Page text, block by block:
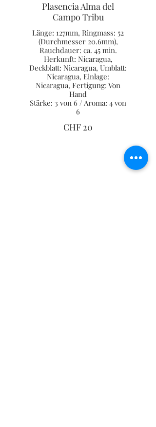
Plasencia Alma del
Campo Tribu
Länge: 127mm, Ringmass: 52
(Durchmesser 20.6mm),
Rauchdauer: ca. 45 min.
Herkunft: Nicaragua,
Deckblatt: Nicaragua, Umblatt:
Nicaragua, Einlage:
Nicaragua, Fertigung: Von
Hand
Stärke: 3 von 6 / Aroma: 4 von
6
CHF 20